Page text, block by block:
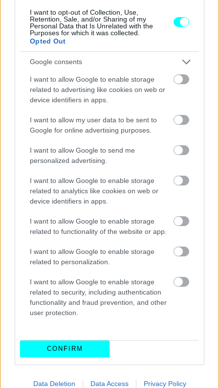
I want to opt-out of Collection, Use,
Retention, Sale, and/or Sharing of my
Personal Data that Is Unrelated with the
Purposes for which it was collected.
Opted Out
Google consents
I want to allow Google to enable storage
related to advertising like cookies on web or
device identifiers in apps.
I want to allow my user data to be sent to
Google for online advertising purposes.
I want to allow Google to send me
personalized advertising.
I want to allow Google to enable storage
related to analytics like cookies on web or
device identifiers in apps.
I want to allow Google to enable storage
related to functionality of the website or app.
I want to allow Google to enable storage
related to personalization.
I want to allow Google to enable storage
related to security, including authentication
functionality and fraud prevention, and other
user protection.
CONFIRM
Data Deletion Data Access Privacy Policy
Τα τελευταία χρόνια, η ταχύτητα ελέγχεται ολοένα και
περισσότερο, ενώ ορισμένοι κατασκευαστές, των οποίων
χαμηλότερα όρια στην τελική ταχύτητα των
μοντέλων τους.